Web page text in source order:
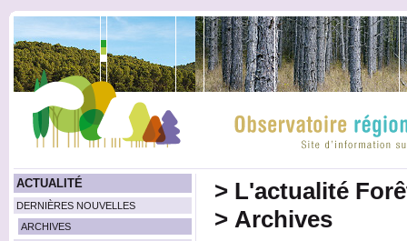
ACTUALITÉ
DERNIÈRES NOUVELLES
ARCHIVES
> L'actualité
> Archives